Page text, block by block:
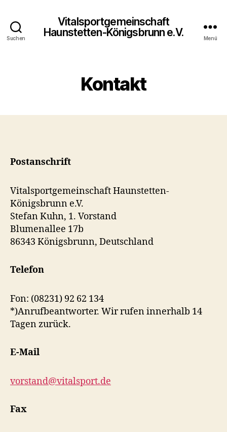
Suchen
Vitalsportgemeinschaft
Haunstetten-Königsbrunn e.V.
Menü
Kontakt
Postanschrift
Vitalsportgemeinschaft Haunstetten-
Königsbrunn e.V.
Stefan Kuhn, 1. Vorstand
Blumenallee 17b
86343 Königsbrunn, Deutschland
Telefon
Fon: (08231) 92 62 134
*)Anrufbeantworter. Wir rufen innerhalb 14
Tagen zurück.
E-Mail
vorstand@vitalsport.de
Fax